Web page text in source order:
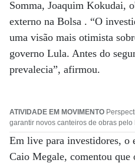
Somma, Joaquim Kokudai,
externo na Bolsa . “O
uma visão mais otimista
governo Lula. Antes do
prevalecia”, afirmou.
ATIVIDADE EM MOVIMENTO
garantir novos canteiros de obras
Em live para investidores, o
Caio Megale, comentou que